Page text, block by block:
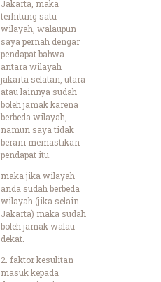
Jakarta, maka
terhitung satu
wilayah, walaupun
saya pernah dengar
pendapat bahwa
antara wilayah
jakarta selatan, utara
atau lainnya sudah
boleh jamak karena
berbeda wilayah,
namun saya tidak
berani memastikan
pendapat itu.
maka jika wilayah
anda sudah berbeda
wilayah (jika selain
Jakarta) maka sudah
boleh jamak walau
dekat.
2. faktor kesulitan
masuk kepada